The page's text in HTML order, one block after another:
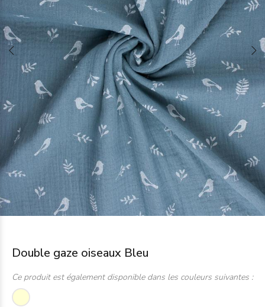
Double gaze oiseaux Bleu
Ce produit est également disponible dans les couleurs suivantes :